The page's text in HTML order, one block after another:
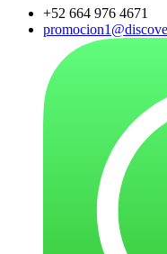
+52 664 976 4671